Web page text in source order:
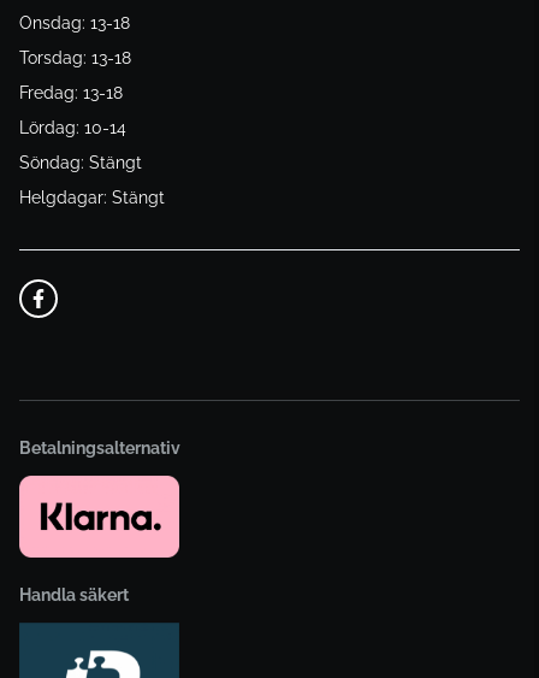
Onsdag: 13-18
Torsdag: 13-18
Fredag: 13-18
Lördag: 10-14
Söndag: Stängt
Helgdagar: Stängt
Betalningsalternativ
Handla säkert